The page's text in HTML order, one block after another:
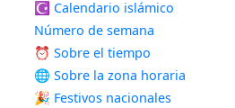
☪️ Calendario islámico
Número de semana
⏰ Sobre el tiempo
🌐 Sobre la zona horaria
🎉 Festivos nacionales